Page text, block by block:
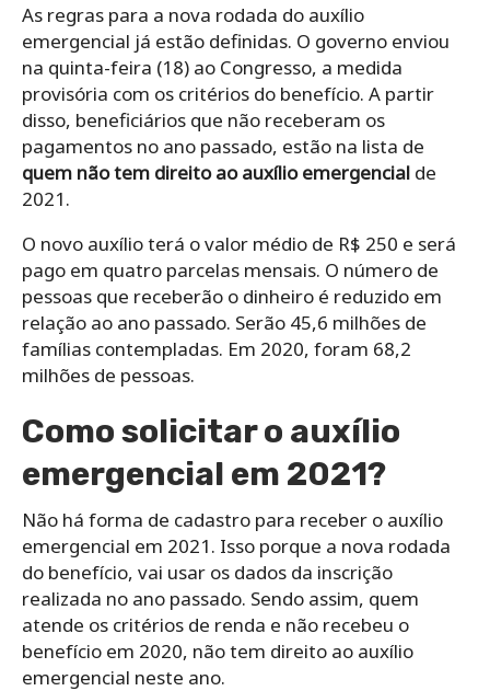
As regras para a nova rodada do auxílio
emergencial já estão definidas. O governo enviou
na quinta-feira (18) ao Congresso, a medida
provisória com os critérios do benefício. A partir
disso, beneficiários que não receberam os
pagamentos no ano passado, estão na lista de
quem não tem direito ao auxílio emergencial de
2021.
O novo auxílio terá o valor médio de R$ 250 e será
pago em quatro parcelas mensais. O número de
pessoas que receberão o dinheiro é reduzido em
relação ao ano passado. Serão 45,6 milhões de
famílias contempladas. Em 2020, foram 68,2
milhões de pessoas.
Como solicitar o auxílio
emergencial em 2021?
Não há forma de cadastro para receber o auxílio
emergencial em 2021. Isso porque a nova rodada
do benefício, vai usar os dados da inscrição
realizada no ano passado. Sendo assim, quem
atende os critérios de renda e não recebeu o
benefício em 2020, não tem direito ao auxílio
emergencial neste ano.